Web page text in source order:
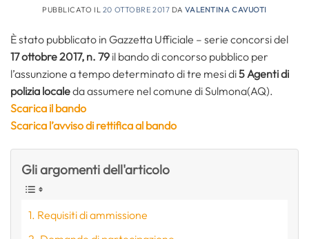
PUBBLICATO IL 20 OTTOBRE 2017 DAVALENTINA CAVUOTI
È stato pubblicato in Gazzetta Ufficiale – serie concorsi del
17 ottobre 2017, n. 79 il bando di concorso pubblico per
l’assunzione a tempo determinato di tre mesi di5 Agenti di
polizia localeda assumere nel comune di Sulmona(AQ).
Scarica il bando
Scarica l’avviso di rettifica al bando
Gli argomenti dell'articolo
Requisiti di ammissione